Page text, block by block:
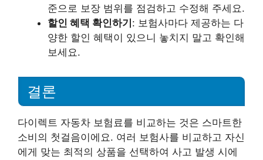
준으로 보장 범위를 점검하고 수정해 주세요.
할인 혜택 확인하기: 보험사마다 제공하는 다
양한 할인 혜택이 있으니 놓치지 말고 확인해
보세요.
결론
다이렉트 자동차 보험료를 비교하는 것은 스마트한
소비의 첫걸음이에요. 여러 보험사를 비교하고 자신
에게 맞는 최적의 상품을 선택하여 사고 발생 시에